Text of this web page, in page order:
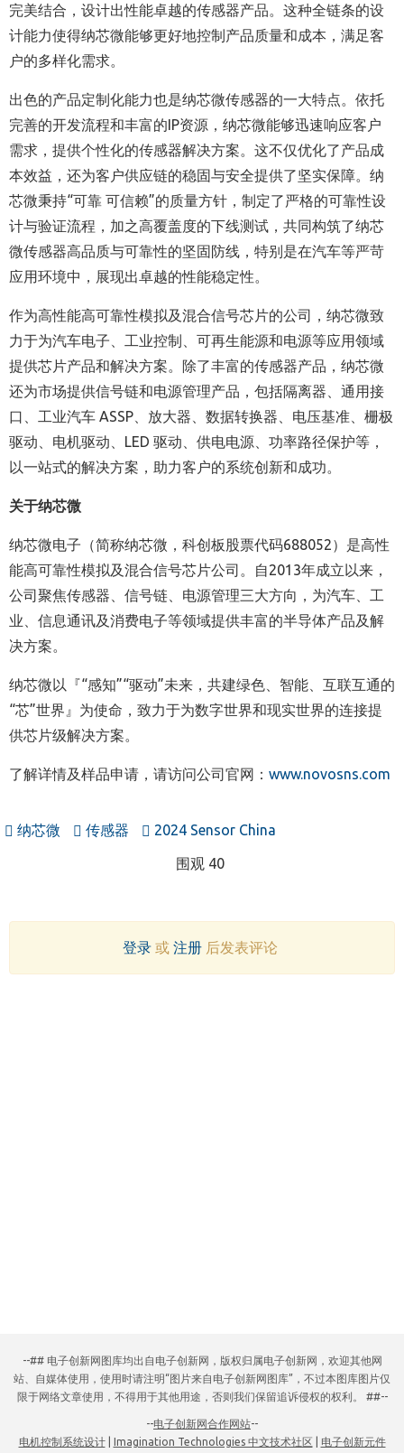
完美结合，设计出性能卓越的传感器产品。这种全链条的设
计能力使得纳芯微能够更好地控制产品质量和成本，满足客
户的多样化需求。
出色的产品定制化能力也是纳芯微传感器的一大特点。依托
完善的开发流程和丰富的IP资源，纳芯微能够迅速响应客户
需求，提供个性化的传感器解决方案。这不仅优化了产品成
本效益，还为客户供应链的稳固与安全提供了坚实保障。纳
芯微秉持“可靠 可信赖”的质量方针，制定了严格的可靠性设
计与验证流程，加之高覆盖度的下线测试，共同构筑了纳芯
微传感器高品质与可靠性的坚固防线，特别是在汽车等严苛
应用环境中，展现出卓越的性能稳定性。
作为高性能高可靠性模拟及混合信号芯片的公司，纳芯微致
力于为汽车电子、工业控制、可再生能源和电源等应用领域
提供芯片产品和解决方案。除了丰富的传感器产品，纳芯微
还为市场提供信号链和电源管理产品，包括隔离器、通用接
口、工业汽车 ASSP、放大器、数据转换器、电压基准、栅极
驱动、电机驱动、LED 驱动、供电电源、功率路径保护等，
以一站式的解决方案，助力客户的系统创新和成功。
关于纳芯微
纳芯微电子（简称纳芯微，科创板股票代码688052）是高性
能高可靠性模拟及混合信号芯片公司。自2013年成立以来，
公司聚焦传感器、信号链、电源管理三大方向，为汽车、工
业、信息通讯及消费电子等领域提供丰富的半导体产品及解
决方案。
纳芯微以『“感知”“驱动”未来，共建绿色、智能、互联互通的
“芯”世界』为使命，致力于为数字世界和现实世界的连接提
供芯片级解决方案。
了解详情及样品申请，请访问公司官网： www.novosns.com
纳芯微 传感器 2024 Sensor China
围观 40
登录或 注册后发表评论
--## 电子创新网图库均出自电子创新网，版权归属电子创新网，欢迎其他网
站、自媒体使用，使用时请注明“图片来自电子创新网图库”，不过本图库图片仅
限于网络文章使用，不得用于其他用途，否则我们保留追诉侵权的权利。 ##--
--电子创新网合作网站--
电机控制系统设计| Imagination Technologies 中文技术社区 电子创新元件